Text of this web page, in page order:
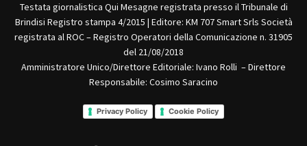
Testata giornalistica Qui Mesagne registrata presso il Tribunale di
Brindisi Registro stampa 4/2015 | Editore: KM 707 Smart Srls Società
registrata al ROC – Registro Operatori della Comunicazione n. 31905
del 21/08/2018
Amministratore Unico/Direttore Editoriale: Ivano Rolli – Direttore
Responsabile: Cosimo Saracino
Privacy Policy Cookie Policy